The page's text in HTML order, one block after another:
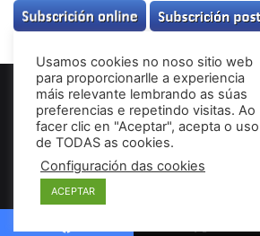
© Copyright 2026, Todos los
Términos & Condiciones
Usamos cookies no noso sitio web
para proporcionarlle a experiencia
máis relevante lembrando as súas
preferencias e repetindo visitas. Ao
facer clic en "Aceptar", acepta o uso
de TODAS as cookies.
Configuración das cookies
ACEPTAR